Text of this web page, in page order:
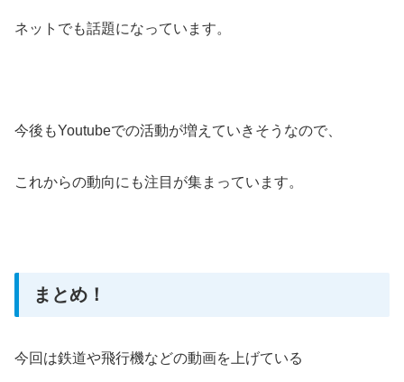
ネットでも話題になっています。
今後もYoutubeでの活動が増えていきそうなので、
これからの動向にも注目が集まっています。
まとめ！
今回は鉄道や飛行機などの動画を上げている